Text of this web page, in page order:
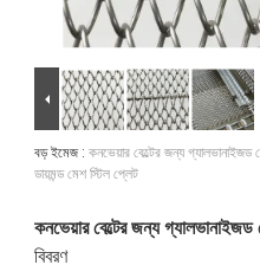
বড় ইমেজ : কনভেয়ার বেল্টের জন্য গ্যালভানাইজড
ডায়মন্ড মেশ স্টিল প্লেট
কনভেয়ার বেল্টের জন্য
বিবরণ